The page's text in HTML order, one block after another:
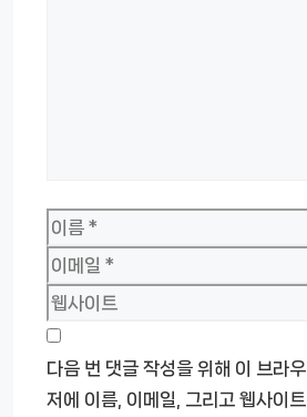
이
름
이
메
일
웹
사
이
트
다음 번 댓글 작성을 위해 이 브라우
저에 이름, 이메일, 그리고 웹사이트